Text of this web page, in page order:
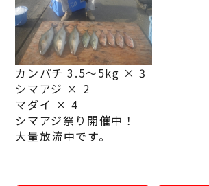
カンパチ 3.5〜5kg × 3
シマアジ × 2
マダイ × 4
シマアジ祭り開催中！
大量放流中です。